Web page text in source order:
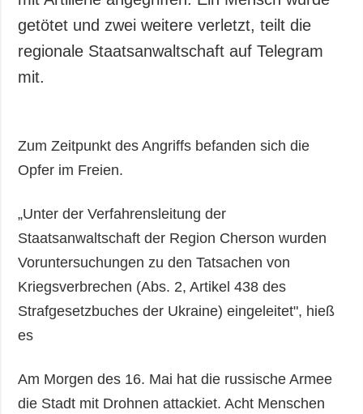
getötet und zwei weitere verletzt, teilt die
regionale Staatsanwaltschaft auf Telegram
mit.
Zum Zeitpunkt des Angriffs befanden sich die
Opfer im Freien.
„Unter der Verfahrensleitung der
Staatsanwaltschaft der Region Cherson wurden
Voruntersuchungen zu den Tatsachen von
Kriegsverbrechen (Abs. 2, Artikel 438 des
Strafgesetzbuches der Ukraine) eingeleitet", hieß
es
Am Morgen des 16. Mai hat die russische Armee
die Stadt mit Drohnen attackiet. Acht Menschen